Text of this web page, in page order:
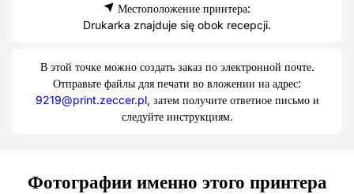
Местоположение принтера:
Drukarka znajduje się obok recepcji.
В этой точке можно создать заказ по электронной почте.
Отправьте файлы для печати во вложении на адрес:
9219@print.zeccer.pl, затем получите ответное письмо и
следуйте инструкциям.
Фотографии именно этого принтера